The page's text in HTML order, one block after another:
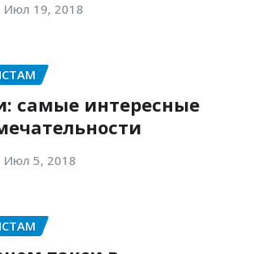
Июл 19, 2018
самые интересные
Июл 5, 2018